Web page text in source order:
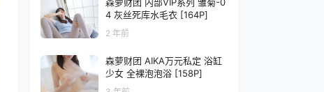
4 灰丝死库水毛衣 [164P]
2 年前
森萝财团 AIKA万元私定 浴缸
少女 全裸泡泡浴 [158P]